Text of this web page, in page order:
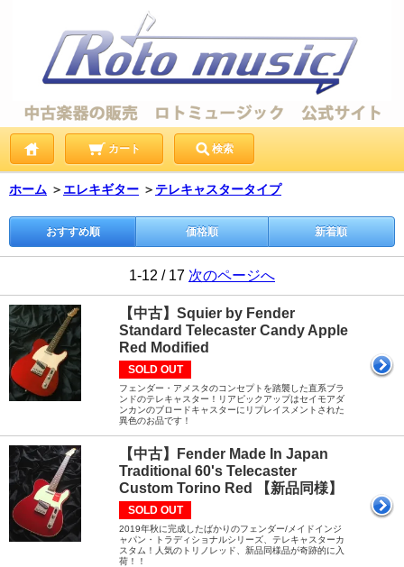
カート 検索
ホーム ＞ エレキギター ＞ テレキャスタータイプ
おすすめ順 価格順 新着順
1-12 / 17 次のページへ
【中古】Squier by Fender
Standard Telecaster Candy Apple
Red Modified
SOLD OUT
フェンダー・アメスタのコンセプトを踏襲した直系ブラ
ンドのテレキャスター！リアピックアップはセイモアダ
ンカンのブロードキャスターにリプレイスメントされた
異色のお品です！
【中古】Fender Made In Japan
Traditional 60's Telecaster
Custom Torino Red 【新品同様】
SOLD OUT
2019年秋に完成したばかりのフェンダー/メイドインジ
ャパン・トラディショナルシリーズ、テレキャスターカ
スタム！人気のトリノレッド、新品同様品が奇跡的に入
荷！！